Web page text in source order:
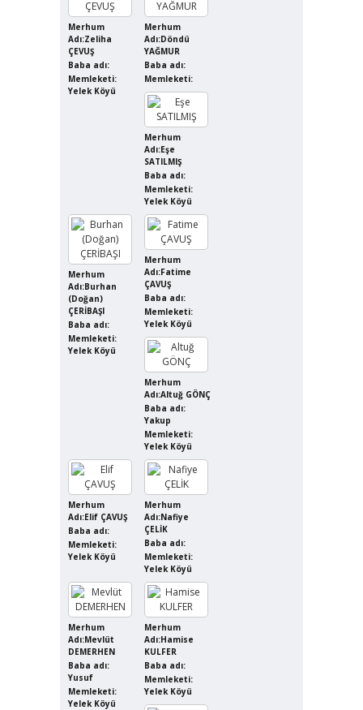
Merhum
Adı:Zeliha
ÇEVUŞ
Baba adı:
Memleketi:
Yelek Köyü
Merhum
Adı:Döndü
YAĞMUR
Baba adı:
Memleketi:
Merhum
Adı:Eşe
SATILMIŞ
Baba adı:
Memleketi:
Yelek Köyü
Merhum
Adı:Burhan
(Doğan)
ÇERİBAŞI
Baba adı:
Memleketi:
Yelek Köyü
Merhum
Adı:Fatime
ÇAVUŞ
Baba adı:
Memleketi:
Yelek Köyü
Merhum
Adı:Altuğ GÖNÇ
Baba adı:
Yakup
Memleketi:
Yelek Köyü
Merhum
Adı:Elif ÇAVUŞ
Baba adı:
Memleketi:
Yelek Köyü
Merhum
Adı:Nafiye
ÇELİK
Baba adı:
Memleketi:
Yelek Köyü
Merhum
Adı:Mevlüt
DEMERHEN
Baba adı:
Yusuf
Memleketi:
Yelek Köyü
Merhum
Adı:Hamise
KULFER
Baba adı:
Memleketi:
Yelek Köyü